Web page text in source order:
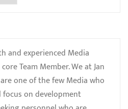
and experienced Media
Team Member. We at Jan
one of the few Media who
on development